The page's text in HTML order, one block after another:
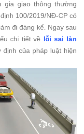
giao thông thường
100/2019/NĐ-CP có
đi đáng kể. Ngay sau
chi tiết về lỗi sai làn
của pháp luật hiện